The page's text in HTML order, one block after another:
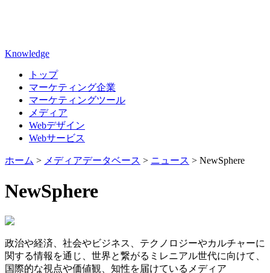
Knowledge
トップ
マーケティング企業
マーケティングツール
メディア
Webデザイン
Webサービス
ホーム > メディアデータベース > ニュース > NewSphere
NewSphere
政治や経済、社会やビジネス、テクノロジーやカルチャーに
関する情報を通じ、世界と繋がるミレニアル世代に向けて、
国際的な視点や価値観、知性を届けているメディア